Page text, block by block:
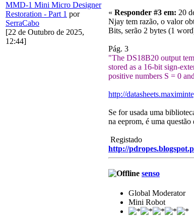
MMD-1 Mini Micro Designer
Restoration - Part 1 por
SerraCabo
[22 de Outubro de 2025,
12:44]
« Responder #3 em: 20
Njay tem razão, o valor
Bits, serão 2 bytes (1
Pág. 3
"The DS18B20 output
stored as a 16-bit sign-
positive numbers S = 0
http://
Se for usada uma
na eeprom, é uma
Registado
http://
senso
Global Moderator
Mini Robot